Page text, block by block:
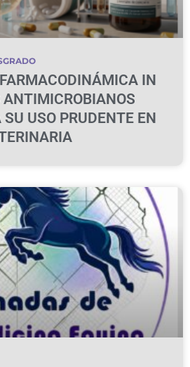
IN
ANTIMICROBIANOS
USO PRUDENTE EN